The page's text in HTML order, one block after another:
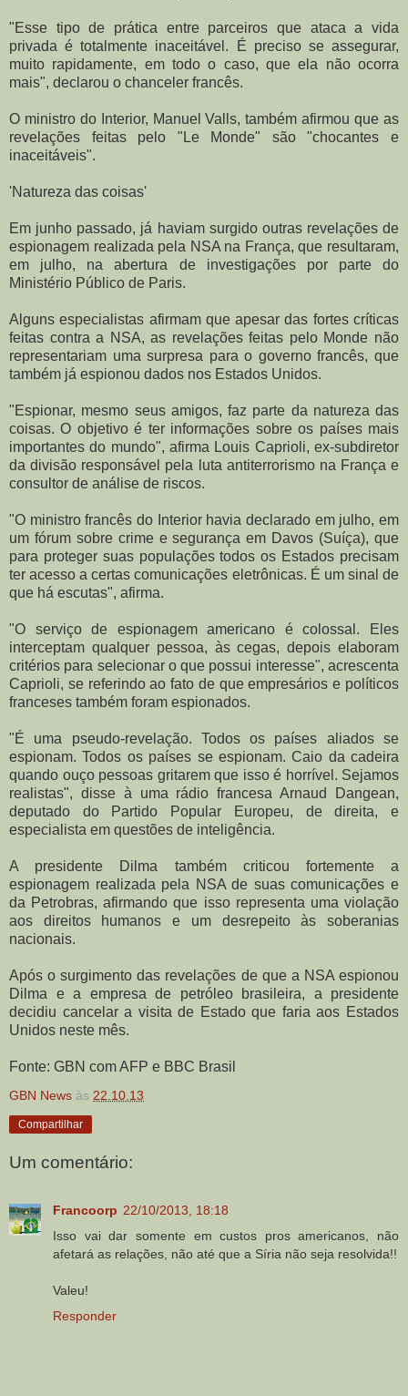
"Esse tipo de prática entre parceiros que ataca a vida
privada é totalmente inaceitável. É preciso se assegurar,
muito rapidamente, em todo o caso, que ela não ocorra
mais", declarou o chanceler francês.
O ministro do Interior, Manuel Valls, também afirmou que as
revelações feitas pelo "Le Monde" são "chocantes e
inaceitáveis".
'Natureza das coisas'
Em junho passado, já haviam surgido outras revelações de
espionagem realizada pela NSA na França, que resultaram,
em julho, na abertura de investigações por parte do
Ministério Público de Paris.
Alguns especialistas afirmam que apesar das fortes críticas
feitas contra a NSA, as revelações feitas pelo Monde não
representariam uma surpresa para o governo francês, que
também já espionou dados nos Estados Unidos.
"Espionar, mesmo seus amigos, faz parte da natureza das
coisas. O objetivo é ter informações sobre os países mais
importantes do mundo", afirma Louis Caprioli, ex-subdiretor
da divisão responsável pela luta antiterrorismo na França e
consultor de análise de riscos.
"O ministro francês do Interior havia declarado em julho, em
um fórum sobre crime e segurança em Davos (Suíça), que
para proteger suas populações todos os Estados precisam
ter acesso a certas comunicações eletrônicas. É um sinal de
que há escutas", afirma.
"O serviço de espionagem americano é colossal. Eles
interceptam qualquer pessoa, às cegas, depois elaboram
critérios para selecionar o que possui interesse", acrescenta
Caprioli, se referindo ao fato de que empresários e políticos
franceses também foram espionados.
"É uma pseudo-revelação. Todos os países aliados se
espionam. Todos os países se espionam. Caio da cadeira
quando ouço pessoas gritarem que isso é horrível. Sejamos
realistas", disse à uma rádio francesa Arnaud Dangean,
deputado do Partido Popular Europeu, de direita, e
especialista em questões de inteligência.
A presidente Dilma também criticou fortemente a
espionagem realizada pela NSA de suas comunicações e
da Petrobras, afirmando que isso representa uma violação
aos direitos humanos e um desrepeito às soberanias
nacionais.
Após o surgimento das revelações de que a NSA espionou
Dilma e a empresa de petróleo brasileira, a presidente
decidiu cancelar a visita de Estado que faria aos Estados
Unidos neste mês.
Fonte: GBN com AFP e BBC Brasil
GBN News às 22.10.13
Compartilhar
Um comentário:
Francoorp 22/10/2013, 18:18
Isso vai dar somente em custos pros americanos, não
afetará as relações, não até que a Síria não seja resolvida!!
Valeu!
Responder